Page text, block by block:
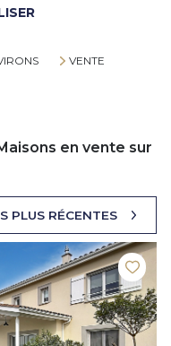
VENTE
en vente sur
PLUS RÉCENTES